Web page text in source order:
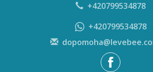
+420799534878
+420799534878